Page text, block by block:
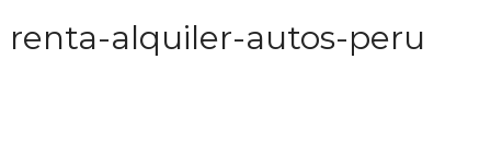
renta-alquiler-autos-peru